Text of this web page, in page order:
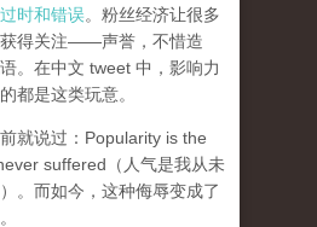
时和错误。粉丝经济让很多
获得关注——声誉，不惜造
。在中文 tweet 中，影响力
都是这类玩意。
就说过：Popularity is the
suffered（人气是我从未
。而如今，这种侮辱变成了